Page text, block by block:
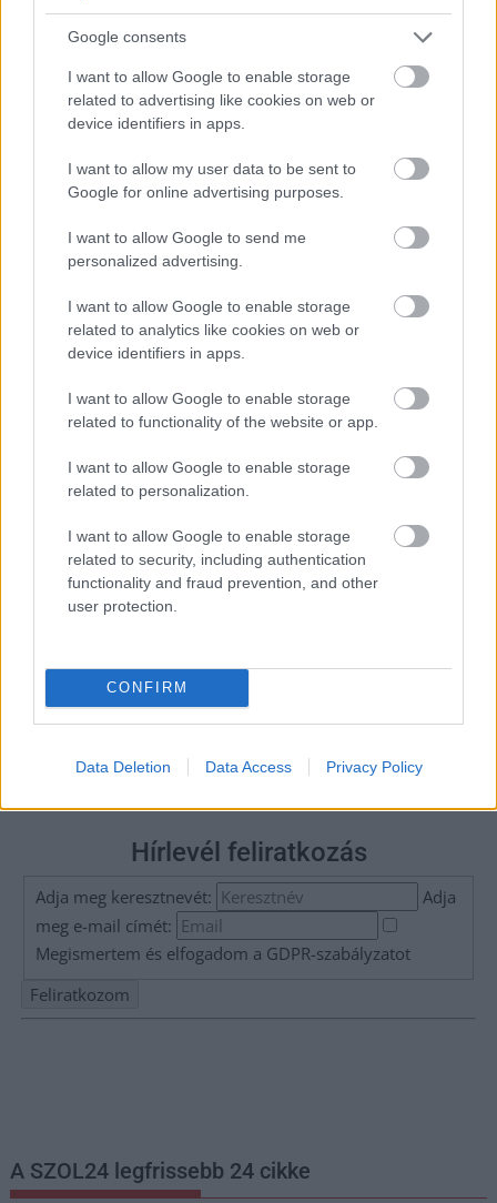
Google consents
I want to allow Google to enable storage
related to advertising like cookies on web or
device identifiers in apps.
I want to allow my user data to be sent to
Google for online advertising purposes.
I want to allow Google to send me
personalized advertising.
I want to allow Google to enable storage
related to analytics like cookies on web or
device identifiers in apps.
I want to allow Google to enable storage
related to functionality of the website or app.
I want to allow Google to enable storage
related to personalization.
I want to allow Google to enable storage
related to security, including authentication
functionality and fraud prevention, and other
user protection.
CONFIRM
Data Deletion Data Access Privacy Policy
2024.08.20. Fazekas Adrián
Ismét akciózott a Szolnoki ZöldErő, jócskán volt
A Zagyva folyó ilyenkor igazán szép arcát mutathatná, de a
Zöldebb Szolnokért
Hírlevél feliratkozás
Adja meg keresztnevét:
Adja
meg e-mail címét:
Megismertem és elfogadom a GDPR-szabályzatot
A SZOL24 legfrissebb 24 cikke